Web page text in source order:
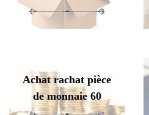
Achat rachat pièce
de monnaie 60